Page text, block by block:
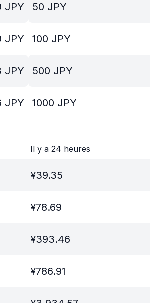
JPY
JPY
JPY
JPY
50 JPY
100 JPY
500 JPY
1000 JPY
Il y a 24 heures
¥39.35
¥78.69
¥393.46
¥786.91